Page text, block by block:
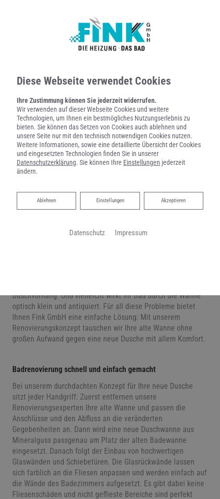
DUSCHE STATT WANNE VON FINK GMBH
Duschvorhang. Und vielleicht wirkt Ihr Bad durch die Wanne
optisch klein und antiquiert. Für all diese Probleme bietet
Ihnen Fink GmbH eine einfache Lösung: Mit unserem
Renovierungskonzept tauschen wir Ihre alte Wanne ohne
großen Aufwand gegen eine neue Dusche mit allem Komfort.
Badrenovierung schnell und einfach gemacht
Bei unserem durchdachten Konzept für Ihre neue Dusche
sitzt jeder Handgriff: Zuerst entfernen unsere
Renovierungsexperten Ihre alte Wanne und passen die
Anschlüsse und den Abfluss an die veränderten
Gegebenheiten an. Dann wird eine neue Duschwanne aus
Mineralguss passgenau am Platz der alten Badewanne
eingesetzt. Danach folgt der Einbau von hochwertigen
Glaswänden und Schiebetüren. Die Glasrückwände lassen
sich farblich an die Fliesen anpassen und werden einfach auf
die Wände des Badezimmers aufgesetzt. Es gibt dabei keine
Fliesenschäden und nicht geflieste Bereiche sind perfekt
Diese Webseite verwendet Cookies
Ihre Zustimmung können Sie jederzeit widerrufen.
Wir verwenden auf dieser Webseite Cookies und weitere
Technologien, um Ihnen ein bestmögliches Nutzungserlebnis zu
bieten. Sie können das Setzen von Cookies auch ablehnen und
unsere Seite nur mit den technisch notwendigen Cookies nutzen.
Weitere Informationen, sowie eine detaillierte Übersicht der Cookies
und eingesetzten Technologien finden Sie in unserer
Datenschutzerklärung. Sie können Ihre Einstellungen jederzeit
ändern.
Akzeptieren
Einstellungen
Ablehnen
Ablehnen
Datenschutz Impressum